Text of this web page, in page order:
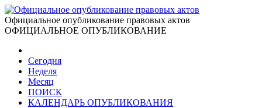
Официальное опубликование правовых актов
ОФИЦИАЛЬНОЕ ОПУБЛИКОВАНИЕ
Сегодня
Неделя
Месяц
ПОИСК
КАЛЕНДАРЬ ОПУБЛИКОВАНИЯ